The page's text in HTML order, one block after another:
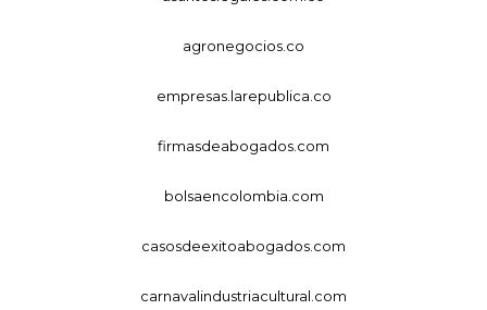
agronegocios.co
empresas.larepublica.co
firmasdeabogados.com
bolsaencolombia.com
casosdeexitoabogados.com
carnavalindustriacultural.com